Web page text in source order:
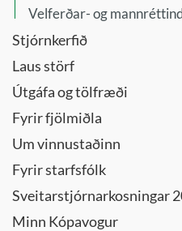
Velferðar- og
Stjórnkerfið
Laus störf
Útgáfa og tölfræði
Fyrir fjölmiðla
Um vinnustaðinn
Fyrir starfsfólk
Sveitarstjórnarkosningar
Minn Kópavogur